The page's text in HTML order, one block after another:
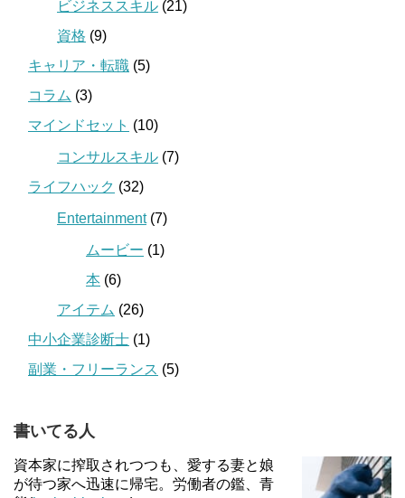
ビジネススキル (21)
資格 (9)
キャリア・転職 (5)
コラム (3)
マインドセット (10)
コンサルスキル (7)
ライフハック (32)
Entertainment(7)
ムービー (1)
本 (6)
アイテム (26)
中小企業診断士 (1)
副業・フリーランス (5)
書いてる人
資本家に搾取されつつも、愛する妻と娘
が待つ家へ迅速に帰宅。労働者の鑑、青